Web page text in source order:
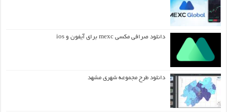
دانلود صرافی مکسی mexc برای آیفون و ios
دانلود طرح مجموعه شهری مشهد